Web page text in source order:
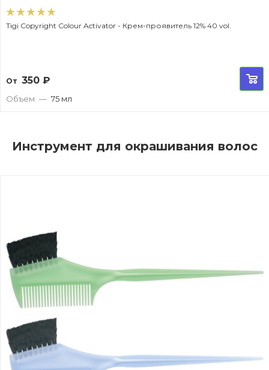
Tigi Copyright Colour Activator - Крем-проявитель 12% 40 vol.
От 350 ₽
Объем — 75 мл
Инструмент для окрашивания волос